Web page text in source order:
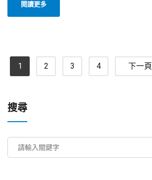
閱讀更多
1 2 3 4 下一頁
搜尋